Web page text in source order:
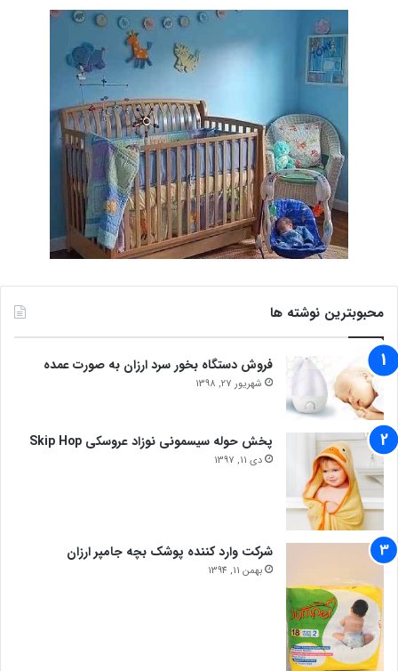
محبوبترین نوشته ها
فروش دستگاه بخور سرد ارزان به صورت عمده
شهریور 27, 1398
پخش حوله سیسمونی نوزاد عروسکی Skip Hop
دی 11, 1397
شرکت وارد کننده پوشک بچه جامپر ارزان
بهمن 11, 1394